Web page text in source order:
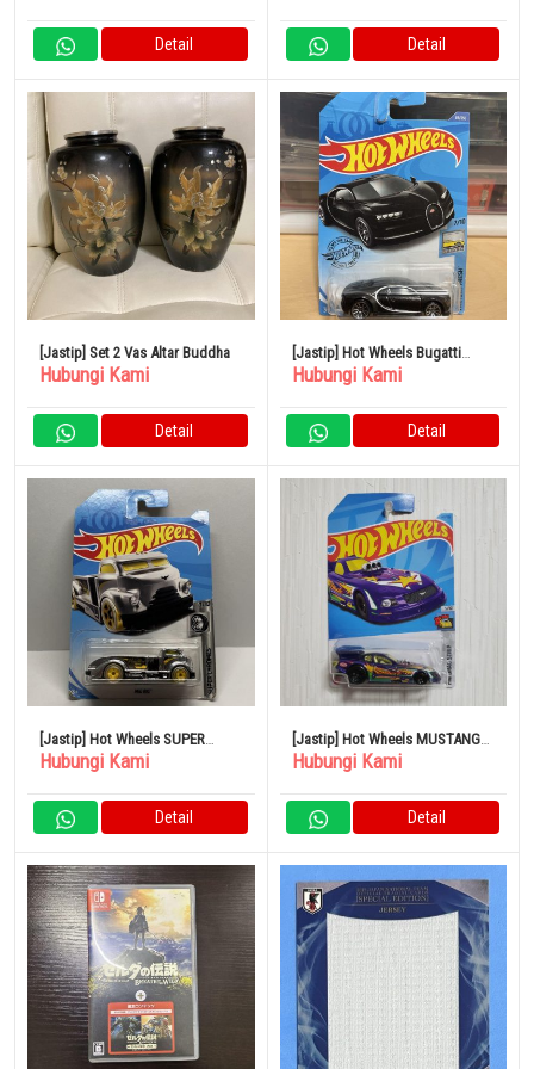
Detail Detail
[Jastip] Set 2 Vas Altar Buddha
Hubungi Kami
Detail
[Jastip] Hot Wheels Bugatti
Chiron
Hubungi Kami
Detail
[Jastip] Hot Wheels SUPER
CHROMES MIG RIG
Hubungi Kami
Detail
[Jastip] Hot Wheels MUSTANG
NHRA FUNNY CAR
Hubungi Kami
Detail